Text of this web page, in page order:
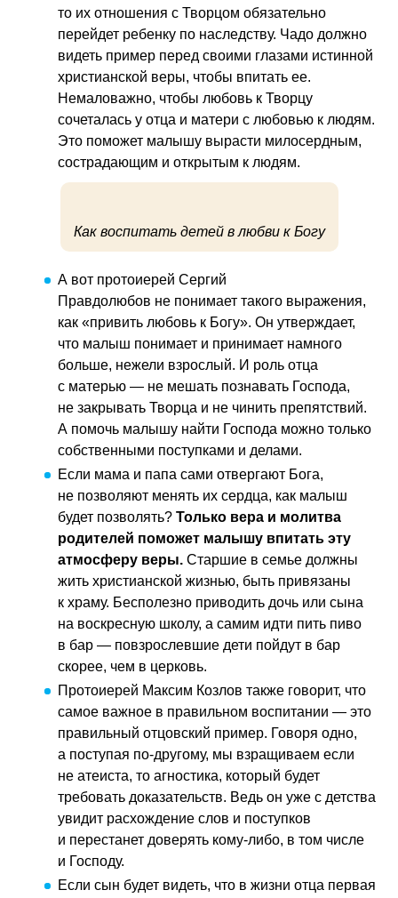
то их отношения с Творцом обязательно
перейдет ребенку по наследству. Чадо должно
видеть пример перед своими глазами истинной
христианской веры, чтобы впитать ее.
Немаловажно, чтобы любовь к Творцу
сочеталась у отца и матери с любовью к людям.
Это поможет малышу вырасти милосердным,
сострадающим и открытым к людям.
Как воспитать детей в любви к Богу
А вот протоиерей Сергий
Правдолюбов не понимает такого выражения,
как «привить любовь к Богу». Он утверждает,
что малыш понимает и принимает намного
больше, нежели взрослый. И роль отца
с матерью — не мешать познавать Господа,
не закрывать Творца и не чинить препятствий.
А помочь малышу найти Господа можно только
собственными поступками и делами.
Если мама и папа сами отвергают Бога,
не позволяют менять их сердца, как малыш
будет позволять? Только вера и молитва
родителей поможет малышу впитать эту
атмосферу веры. Старшие в семье должны
жить христианской жизнью, быть привязаны
к храму. Бесполезно приводить дочь или сына
на воскресную школу, а самим идти пить пиво
в бар — повзрослевшие дети пойдут в бар
скорее, чем в церковь.
Протоиерей Максим Козлов также говорит, что
самое важное в правильном воспитании — это
правильный отцовский пример. Говоря одно,
а поступая по-другому, мы взращиваем если
не атеиста, то агностика, который будет
требовать доказательств. Ведь он уже с детства
увидит расхождение слов и поступков
и перестанет доверять кому-либо, в том числе
и Господу.
Если сын будет видеть, что в жизни отца первая